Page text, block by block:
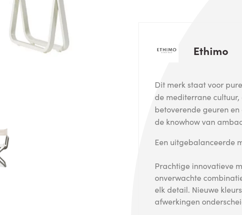
Ethimo
Dit merk staat voor
de mediterrane
betoverende geuren
de knowhow van
Een uitgebalanceerde
Prachtige innovatieve
onverwachte
elk detail. Nieuwe
afwerkingen